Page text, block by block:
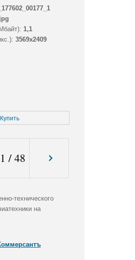
jpg
1,1
3569x2409
Купить
/48
технического
на